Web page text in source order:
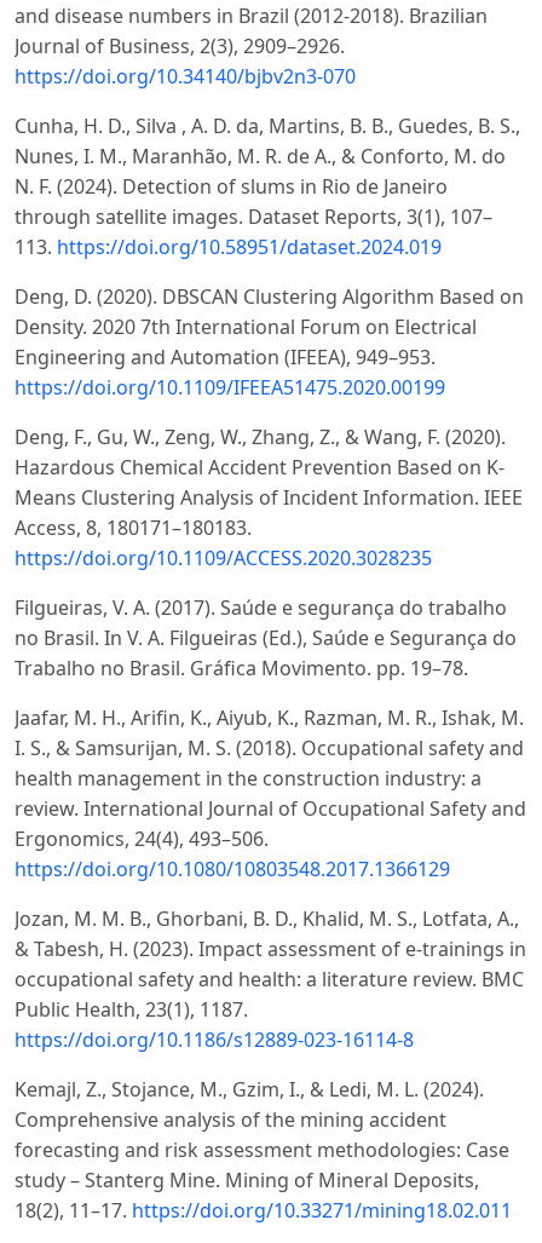
and disease numbers in Brazil (2012-2018). Brazilian
Journal of Business, 2(3), 2909–2926.
https://doi.org/10.34140/bjbv2n3-070
Cunha, H. D., Silva , A. D. da, Martins, B. B., Guedes, B. S.,
Nunes, I. M., Maranhão, M. R. de A., & Conforto, M. do
N. F. (2024). Detection of slums in Rio de Janeiro
through satellite images. Dataset Reports, 3(1), 107–
113. https://doi.org/10.58951/dataset.2024.019
Deng, D. (2020). DBSCAN Clustering Algorithm Based on
Density. 2020 7th International Forum on Electrical
Engineering and Automation (IFEEA), 949–953.
https://doi.org/10.1109/IFEEA51475.2020.00199
Deng, F., Gu, W., Zeng, W., Zhang, Z., & Wang, F. (2020).
Hazardous Chemical Accident Prevention Based on K-
Means Clustering Analysis of Incident Information. IEEE
Access, 8, 180171–180183.
https://doi.org/10.1109/ACCESS.2020.3028235
Filgueiras, V. A. (2017). Saúde e segurança do trabalho
no Brasil. In V. A. Filgueiras (Ed.), Saúde e Segurança do
Trabalho no Brasil. Gráfica Movimento. pp. 19–78.
Jaafar, M. H., Arifin, K., Aiyub, K., Razman, M. R., Ishak, M.
I. S., & Samsurijan, M. S. (2018). Occupational safety and
health management in the construction industry: a
review. International Journal of Occupational Safety and
Ergonomics, 24(4), 493–506.
https://doi.org/10.1080/10803548.2017.1366129
Jozan, M. M. B., Ghorbani, B. D., Khalid, M. S., Lotfata, A.,
& Tabesh, H. (2023). Impact assessment of e-trainings in
occupational safety and health: a literature review. BMC
Public Health, 23(1), 1187.
https://doi.org/10.1186/s12889-023-16114-8
Kemajl, Z., Stojance, M., Gzim, I., & Ledi, M. L. (2024).
Comprehensive analysis of the mining accident
forecasting and risk assessment methodologies: Case
study – Stanterg Mine. Mining of Mineral Deposits,
18(2), 11–17. https://doi.org/10.33271/mining18.02.011